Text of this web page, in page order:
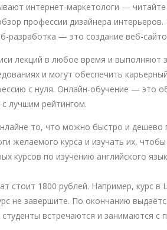
интернет-маркетологи —
профессии дизайнера
— это создание веб-
лекций в любое время и выполняют
и могут обеспечить
с нуля. Онлайн-обучение — это
лучшим рейтингом.
то, что можно быстро и дешево
желаемого курса и изучать их,
курсов по изучению английского
стоит 1800 рублей. Например, курс
не завершите. По окончанию
встречаются и занимаются с